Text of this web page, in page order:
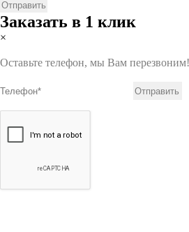
Заказать в 1 клик
×
Оставьте телефон, мы Вам перезвоним!